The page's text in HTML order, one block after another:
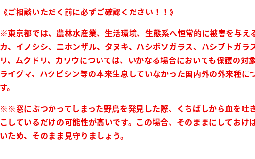
《ご相談いただく前に必ずご確認ください！！》
※東京都では、農林水産業、生活環境、生態系へ恒常的に被害を与え
カ、イノシシ、ニホンザル、タヌキ、ハシボソガラス、ハシブトガラ
リ、ムクドリ、カワウについては、いかなる場合においても保護の対
ライグマ、ハクビシン等の本来生息していなかった国内外の外来種に
す。
※※窓にぶつかってしまった野鳥を発見した際、くちばしから血を吐
こしているだけの可能性が高いです。この場合、そのままにしておけ
いため、そのまま見守りましょう。